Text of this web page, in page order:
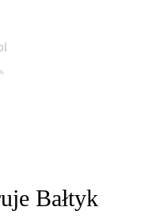
Bałtyk